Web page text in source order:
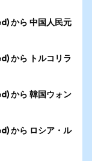
から 中国人民元
から トルコリラ
から 韓国ウォン
から ロシア・ル